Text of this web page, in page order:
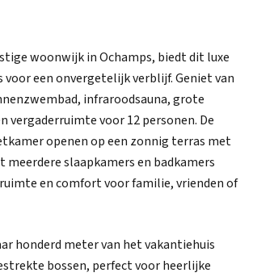
woonwijk in Ochamps, biedt dit luxe
voor een onvergetelijk verblijf. Geniet van
infraroodsauna, grote
vergaderruimte voor 12 personen. De
openen op een zonnig terras met
meerdere slaapkamers en badkamers
en comfort voor familie, vrienden of
honderd meter van het vakantiehuis
bossen, perfect voor heerlijke